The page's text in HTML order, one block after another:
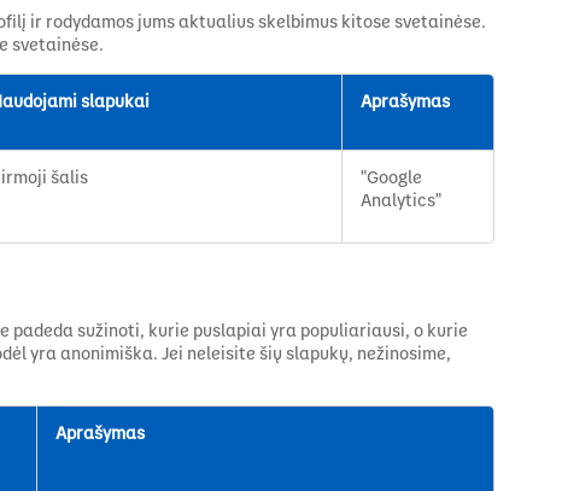
ir rodydamos jums aktualius skelbimus kitose svetainėse.
svetainėse.
slapukai Aprašymas
šalis
"Google
Analytics"
sužinoti, kurie puslapiai yra populiariausi, o kurie
yra anonimiška. Jei neleisite šių slapukų, nežinosime,
Aprašymas